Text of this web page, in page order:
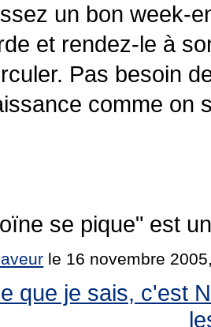
un bon week-
et rendez-le à
Pas besoin
comme on
se pique" est
le 16 novembre
que je sais, c'est